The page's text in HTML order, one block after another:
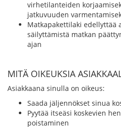
virhetilanteiden
jatkuvuuden
Matkapakettilaki edellyttää
säilyttämistä matkan
ajan
MITÄ OIKEUKSIA
Asiakkaana sinulla on oikeus:
Saada jäljennökset sinua
Pyytää itseäsi koskevien
poistaminen